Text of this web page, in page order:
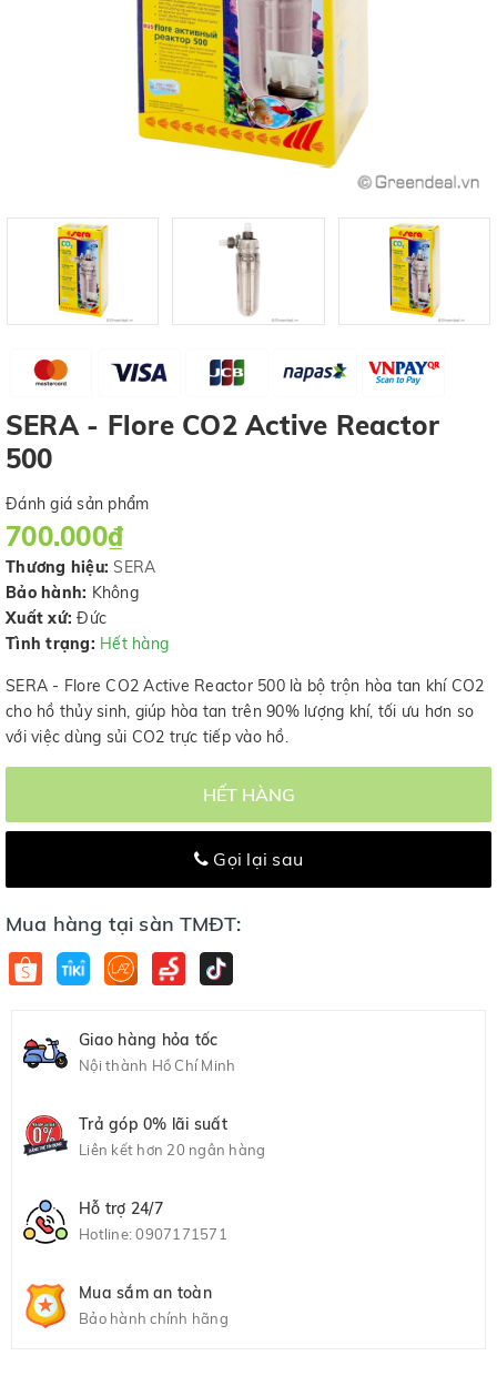
SERA - Flore CO2 Active Reactor
500
Đánh giá sản phẩm
700.000₫
Thương hiệu: SERA
Bảo hành: Không
Xuất xứ: Đức
Tình trạng: Hết hàng
SERA - Flore CO2 Active Reactor 500 là bộ trộn hòa tan khí CO2
cho hồ thủy sinh, giúp hòa tan trên 90% lượng khí, tối ưu hơn so
với việc dùng sủi CO2 trực tiếp vào hồ.
HẾT HÀNG
Gọi lại sau
Mua hàng tại sàn TMĐT:
Giao hàng hỏa tốc
Nội thành Hồ Chí Minh
Trả góp 0% lãi suất
Liên kết hơn 20 ngân hàng
Hỗ trợ 24/7
Hotline:0907171571
Mua sắm an toàn
Bảo hành chính hãng